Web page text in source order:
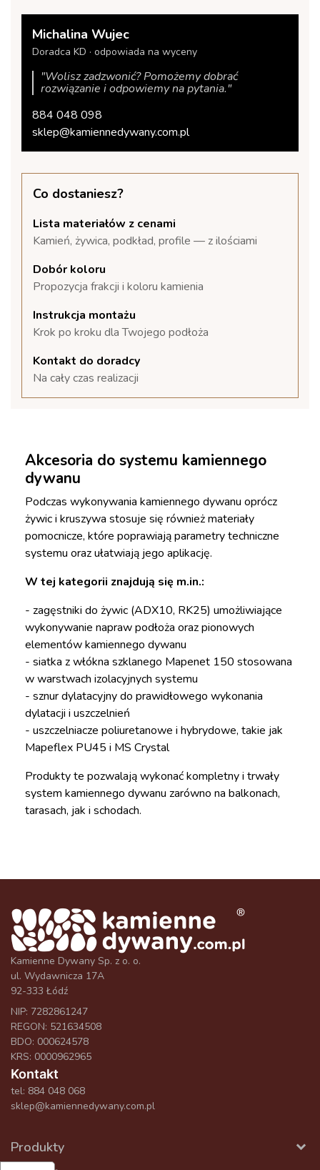
Michalina Wujec
Doradca KD · odpowiada na wyceny
"Wolisz zadzwonić? Pomożemy dobrać
rozwiązanie i odpowiemy na pytania."
884 048 098
sklep@kamiennedywany.com.pl
Co dostaniesz?
Lista materiałów z cenami
Kamień, żywica, podkład, profile — z ilościami
Dobór koloru
Propozycja frakcji i koloru kamienia
Instrukcja montażu
Krok po kroku dla Twojego podłoża
Kontakt do doradcy
Na cały czas realizacji
Akcesoria do systemu kamiennego
dywanu
Podczas wykonywania kamiennego dywanu oprócz
żywic i kruszywa stosuje się również materiały
pomocnicze, które poprawiają parametry techniczne
systemu oraz ułatwiają jego aplikację.
W tej kategorii znajdują się m.in.:
- zagęstniki do żywic (ADX10, RK25) umożliwiające
wykonywanie napraw podłoża oraz pionowych
elementów kamiennego dywanu
- siatka z włókna szklanego Mapenet 150 stosowana
w warstwach izolacyjnych systemu
- sznur dylatacyjny do prawidłowego wykonania
dylatacji i uszczelnień
- uszczelniacze poliuretanowe i hybrydowe, takie jak
Mapeflex PU45 i MS Crystal
Produkty te pozwalają wykonać kompletny i trwały
system kamiennego dywanu zarówno na balkonach,
tarasach, jak i schodach.
Kamienne Dywany Sp. z o. o.
ul. Wydawnicza 17A
92-333 Łódź
NIP: 7282861247
REGON: 521634508
BDO: 000624578
KRS: 0000962965
Kontakt
tel: 884 048 068
sklep@kamiennedywany.com.pl
Produkty